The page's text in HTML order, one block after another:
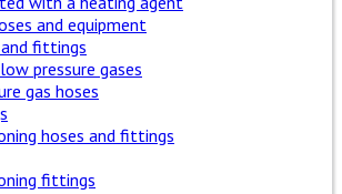
and equipment
fittings
pressure gases
gas hoses
hoses and fittings
fittings